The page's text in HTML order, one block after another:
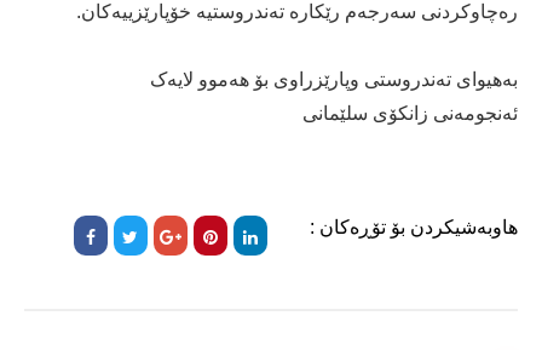
رەچاوکردنی سەرجەم رێکارە تەندروستیە خۆپارێزییەکان.
بەھیوای تەندروستی وپارێزراوی بۆ ھەموو لایەک
ئەنجومەنی زانکۆی سلێمانی
هاوبەشیکردن بۆ تۆڕەکان :